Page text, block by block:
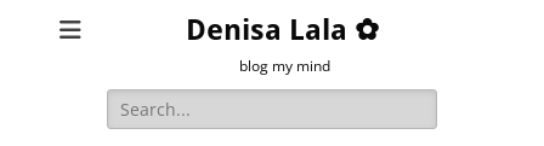
Denisa Lala ✿
blog my mind
Search
for: